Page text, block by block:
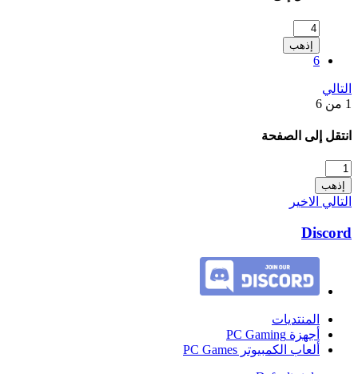
إذهب
6
التالي
1 من 6
انتقل إلى الصفحة
إذهب
التالي الاخير
Discord
المنتديات
أجهزة PC Gaming
ألعاب الكمبيوتر PC Games